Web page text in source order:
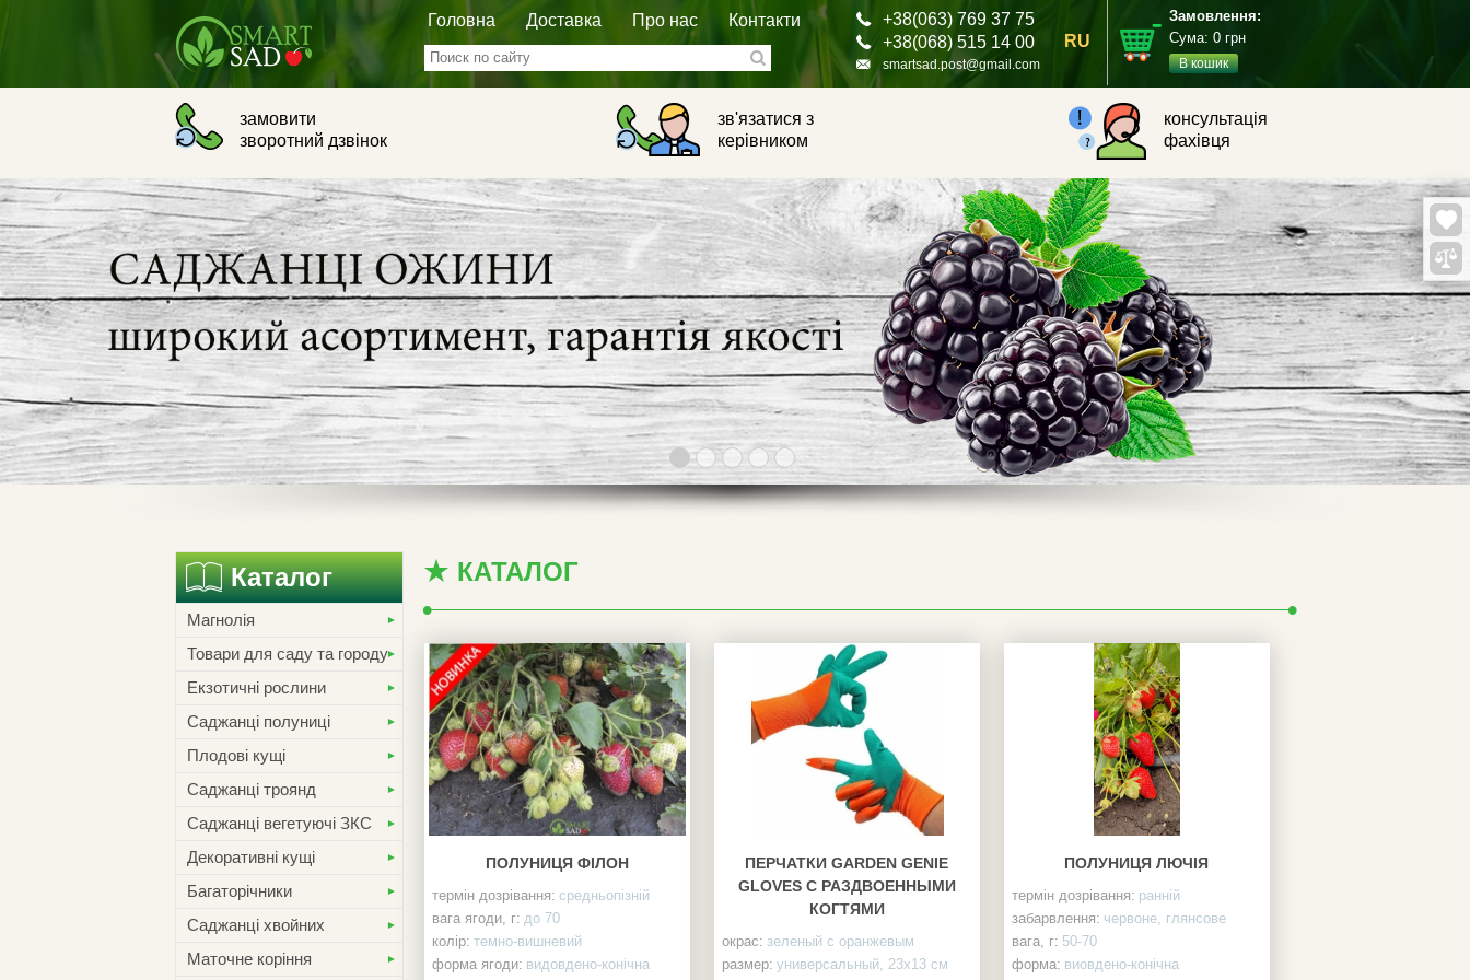
Головна Доставка Про нас Контакти
+38(063) 769 37 75
+38(068) 515 14 00
smartsad.post@gmail.com
RU
Замовлення:
Сума: 0 грн
В кошик
замовити
зворотний дзвінок
зв'язатися з
керівником
консультація
фахівця
Каталог
Магнолія
Товари для саду та городу
Екзотичні рослини
Саджанці полуниці
Плодові кущі
Саджанці троянд
Саджанці вегетуючі ЗКС
Декоративні кущі
Багаторічники
Саджанці хвойних
Маточне коріння
КАТАЛОГ
ПОЛУНИЦЯ ФІЛОН
термін дозрівання: средньопізній
вага ягоди, г: до 70
колір: темно-вишневий
форма ягоди: видовдено-конічна
ПЕРЧАТКИ GARDEN GENIE
GLOVES С РАЗДВОЕННЫМИ
КОГТЯМИ
окрас: зеленый с оранжевым
размер: универсальный, 23х13 см
ПОЛУНИЦЯ ЛЮЧІЯ
термін дозрівання: ранній
забарвлення: червоне, глянсове
вага, г: 50-70
форма: виовдено-конічна